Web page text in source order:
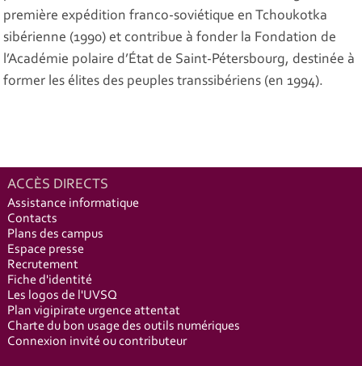
première expédition franco-soviétique en Tchoukotka
sibérienne (1990) et contribue à fonder la Fondation de
l’Académie polaire d’État de Saint-Pétersbourg, destinée à
former les élites des peuples transsibériens (en 1994).
ACCÈS DIRECTS
Assistance informatique
Contacts
Plans des campus
Espace presse
Recrutement
Fiche d'identité
Les logos de l'UVSQ
Plan vigipirate urgence attentat
Charte du bon usage des outils numériques
Connexion invité ou contributeur